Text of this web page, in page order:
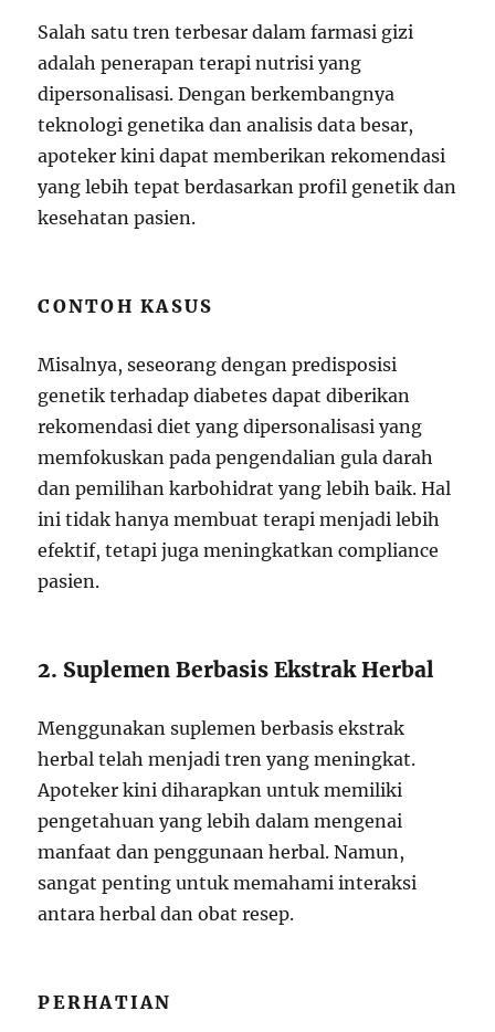
Salah satu tren terbesar dalam farmasi gizi
adalah penerapan terapi nutrisi yang
dipersonalisasi. Dengan berkembangnya
teknologi genetika dan analisis data besar,
apoteker kini dapat memberikan rekomendasi
yang lebih tepat berdasarkan profil genetik dan
kesehatan pasien.
CONTOH KASUS
Misalnya, seseorang dengan predisposisi
genetik terhadap diabetes dapat diberikan
rekomendasi diet yang dipersonalisasi yang
memfokuskan pada pengendalian gula darah
dan pemilihan karbohidrat yang lebih baik. Hal
ini tidak hanya membuat terapi menjadi lebih
efektif, tetapi juga meningkatkan compliance
pasien.
2. Suplemen Berbasis Ekstrak Herbal
Menggunakan suplemen berbasis ekstrak
herbal telah menjadi tren yang meningkat.
Apoteker kini diharapkan untuk memiliki
pengetahuan yang lebih dalam mengenai
manfaat dan penggunaan herbal. Namun,
sangat penting untuk memahami interaksi
antara herbal dan obat resep.
PERHATIAN